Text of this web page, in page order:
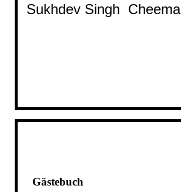
Sukhdev Singh Cheema
Gästebuch